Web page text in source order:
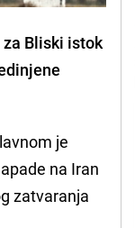
Bliski istok
je
na Iran
zatvaranja